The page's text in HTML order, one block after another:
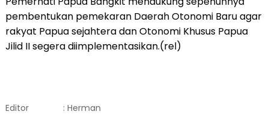
pembentukan pemekaran Daerah Otonomi Baru agar
rakyat Papua sejahtera dan Otonomi Khusus Papua
Jilid II segera diimplementasikan.(rel)
Editor : Herman